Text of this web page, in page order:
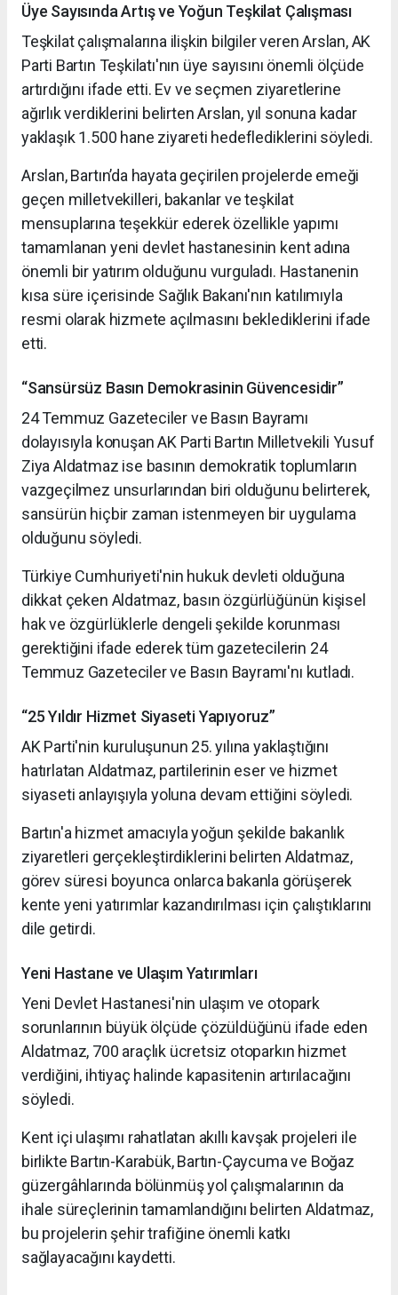
Üye Sayısında Artış ve Yoğun Teşkilat Çalışması
Teşkilat çalışmalarına ilişkin bilgiler veren Arslan, AK
Parti Bartın Teşkilatı'nın üye sayısını önemli ölçüde
artırdığını ifade etti. Ev ve seçmen ziyaretlerine
ağırlık verdiklerini belirten Arslan, yıl sonuna kadar
yaklaşık 1.500 hane ziyareti hedeflediklerini söyledi.
Arslan, Bartın’da hayata geçirilen projelerde emeği
geçen milletvekilleri, bakanlar ve teşkilat
mensuplarına teşekkür ederek özellikle yapımı
tamamlanan yeni devlet hastanesinin kent adına
önemli bir yatırım olduğunu vurguladı. Hastanenin
kısa süre içerisinde Sağlık Bakanı'nın katılımıyla
resmi olarak hizmete açılmasını beklediklerini ifade
etti.
“Sansürsüz Basın Demokrasinin Güvencesidir”
24 Temmuz Gazeteciler ve Basın Bayramı
dolayısıyla konuşan AK Parti Bartın Milletvekili Yusuf
Ziya Aldatmaz ise basının demokratik toplumların
vazgeçilmez unsurlarından biri olduğunu belirterek,
sansürün hiçbir zaman istenmeyen bir uygulama
olduğunu söyledi.
Türkiye Cumhuriyeti'nin hukuk devleti olduğuna
dikkat çeken Aldatmaz, basın özgürlüğünün kişisel
hak ve özgürlüklerle dengeli şekilde korunması
gerektiğini ifade ederek tüm gazetecilerin 24
Temmuz Gazeteciler ve Basın Bayramı'nı kutladı.
“25 Yıldır Hizmet Siyaseti Yapıyoruz”
AK Parti'nin kuruluşunun 25. yılına yaklaştığını
hatırlatan Aldatmaz, partilerinin eser ve hizmet
siyaseti anlayışıyla yoluna devam ettiğini söyledi.
Bartın'a hizmet amacıyla yoğun şekilde bakanlık
ziyaretleri gerçekleştirdiklerini belirten Aldatmaz,
görev süresi boyunca onlarca bakanla görüşerek
kente yeni yatırımlar kazandırılması için çalıştıklarını
dile getirdi.
Yeni Hastane ve Ulaşım Yatırımları
Yeni Devlet Hastanesi'nin ulaşım ve otopark
sorunlarının büyük ölçüde çözüldüğünü ifade eden
Aldatmaz, 700 araçlık ücretsiz otoparkın hizmet
verdiğini, ihtiyaç halinde kapasitenin artırılacağını
söyledi.
Kent içi ulaşımı rahatlatan akıllı kavşak projeleri ile
birlikte Bartın-Karabük, Bartın-Çaycuma ve Boğaz
güzergâhlarında bölünmüş yol çalışmalarının da
ihale süreçlerinin tamamlandığını belirten Aldatmaz,
bu projelerin şehir trafiğine önemli katkı
sağlayacağını kaydetti.